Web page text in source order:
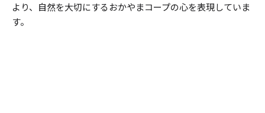
より、自然を大切にするおかやまコープの心を表現していま
す。